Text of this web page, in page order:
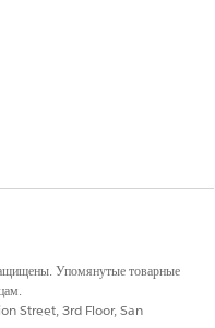
Упомянутые товарные
Street, 3rd Floor, San